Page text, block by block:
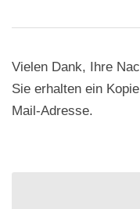
Vielen Dank, Ihre
Sie erhalten ein
Mail-Adresse.